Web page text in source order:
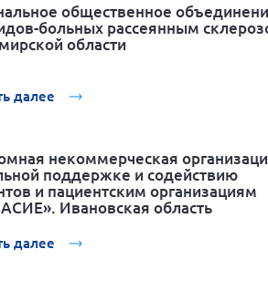
общественное
больных рассеянным
области
далее
некоммерческая
поддержке и содействию
и пациентским организациям
Ивановская область
далее